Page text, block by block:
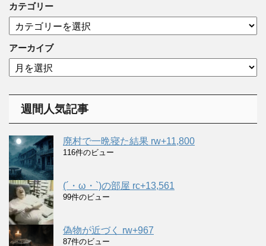
カテゴリー
テ
ゴ
リ
ー
アーカイブ
ア
ー
週間人気記事
廃村で一晩寝た結果 rw+11,800
116件のビュー
(´・ω・`)の部屋 rc+13,561
99件のビュー
偽物が近づく rw+967
87件のビュー